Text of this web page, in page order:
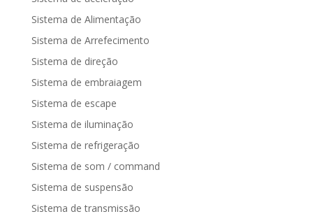
Sistema de Alimentação
Sistema de Arrefecimento
Sistema de direção
Sistema de embraiagem
Sistema de escape
Sistema de iluminação
Sistema de refrigeração
Sistema de som / command
Sistema de suspensão
Sistema de transmissão